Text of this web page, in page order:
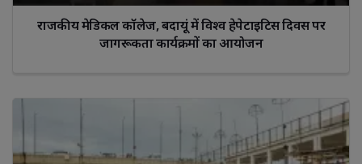
राजकीय मेडिकल कॉलेज, बदायूं में विश्व हेपेटाइटिस दिवस पर
जागरूकता कार्यक्रमों का आयोजन